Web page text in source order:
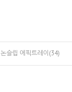
논슬립 에픽트레이(34)